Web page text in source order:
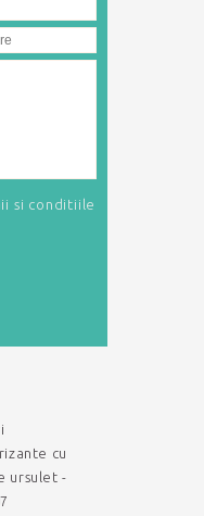
si conditiile
cu
ursulet -